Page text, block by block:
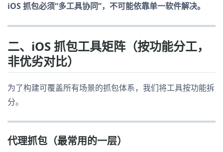
iOS 抓包必须“多工具协同”，不可能依靠单一软件解决。
二、iOS 抓包工具矩阵（按功能分工，
非优劣对比）
为了构建可覆盖所有场景的抓包体系，我们将工具按功能拆
分。
代理抓包（最常用的一层）